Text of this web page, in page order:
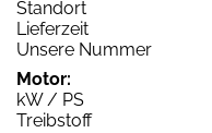
Standort
Lieferzeit
Unsere Nummer
Motor:
kW / PS
Treibstoff